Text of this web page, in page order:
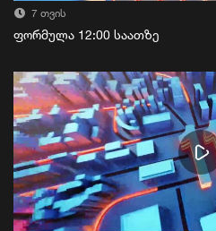
7 თვის
ფორმულა 12:00 საათზე